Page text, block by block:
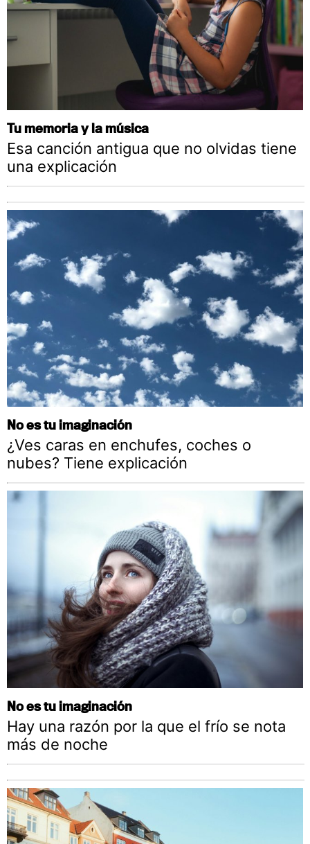
Tu memoria y la música
Esa canción antigua que no olvidas tiene
una explicación
No es tu imaginación
¿Ves caras en enchufes, coches o
nubes? Tiene explicación
No es tu imaginación
Hay una razón por la que el frío se nota
más de noche